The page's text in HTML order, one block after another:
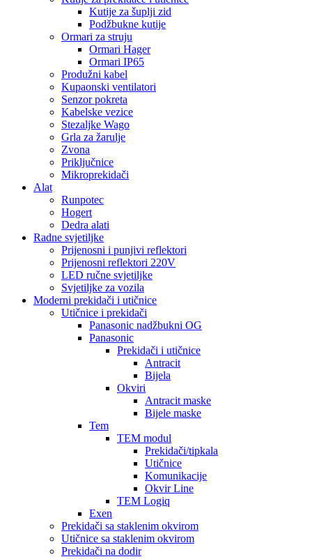
Kutije za šuplji zid
Podžbukne kutije
Ormari za struju
Ormari Hager
Ormari IP65
Produžni kabel
Kupaonski ventilatori
Senzor pokreta
Kabelske vezice
Stezaljke Wago
Grla za žarulje
Zvona
Priključnice
Mikroprekidači
Alat
Runpotec
Hogert
Dedra alati
Radne svjetiljke
Prijenosni i punjivi reflektori
Prijenosni reflektori 220V
LED ručne svjetiljke
Svjetiljke za vozila
Moderni prekidači i utičnice
Utičnice i prekidači
Panasonic nadžbukni OG
Panasonic
Prekidači i utičnice
Antracit
Bijela
Okviri
Antracit maske
Bijele maske
Tem
TEM modul
Prekidači/tipkala
Utičnice
Komunikacije
Okvir Line
TEM Logiq
Exen
Prekidači sa staklenim okvirom
Utičnice sa staklenim okvirom
Prekidači na dodir